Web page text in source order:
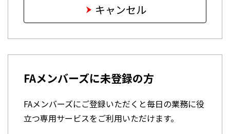
キャンセル
FAメンバーズに未登録の方
FAメンバーズにご登録いただくと毎日の業務に役
立つ専用サービスをご利用いただけます。